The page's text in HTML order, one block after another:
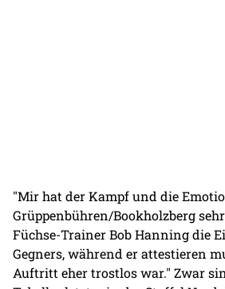
"Mir hat der Kampf und die
Grüppenbühren/Bookholzberg
Füchse-Trainer Bob Hanning die
Gegners, während er attestieren
Auftritt eher trostlos war." Zwar